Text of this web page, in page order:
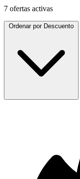
7 ofertas activas
Ordenar por Descuento